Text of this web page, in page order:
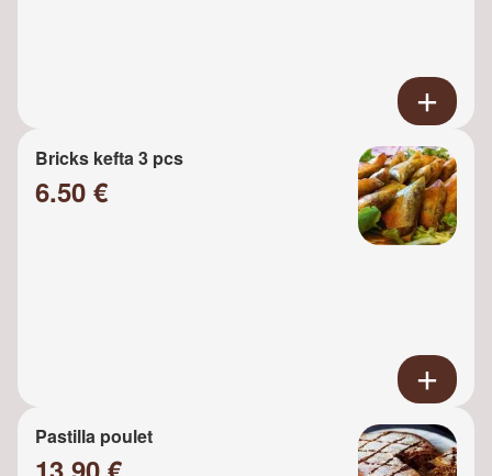
Bricks kefta 3 pcs
6.50 €
Pastilla poulet